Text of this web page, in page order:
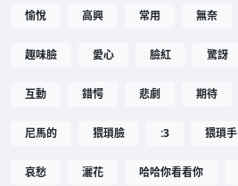
愉悅 高興 常用 無奈
趣味臉 愛心 臉紅 驚訝
互動 錯愕 悲劇 期待
尼馬的 猥瑣臉 :3 猥瑣手
哀愁 灑花 哈哈你看看你